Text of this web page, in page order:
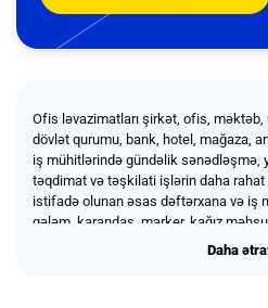
Ofis ləvazimatları şirkət, ofis,
dövlət qurumu, bank, hotel, mağaza,
iş mühitlərində gündəlik sənədləşmə,
təqdimat və təşkilati işlərin daha rahat
istifadə olunan əsas dəftərxana və iş
qələm, karandaş, marker, kağız
qovluqlar, yapışqan lentlər, kağız
Daha
Daha